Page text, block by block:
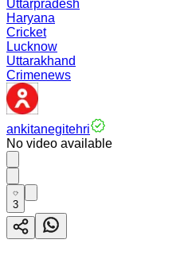
Uttarpradesh
Haryana
Cricket
Lucknow
Uttarakhand
Crimenews
ankitanegitehri
No video available
3